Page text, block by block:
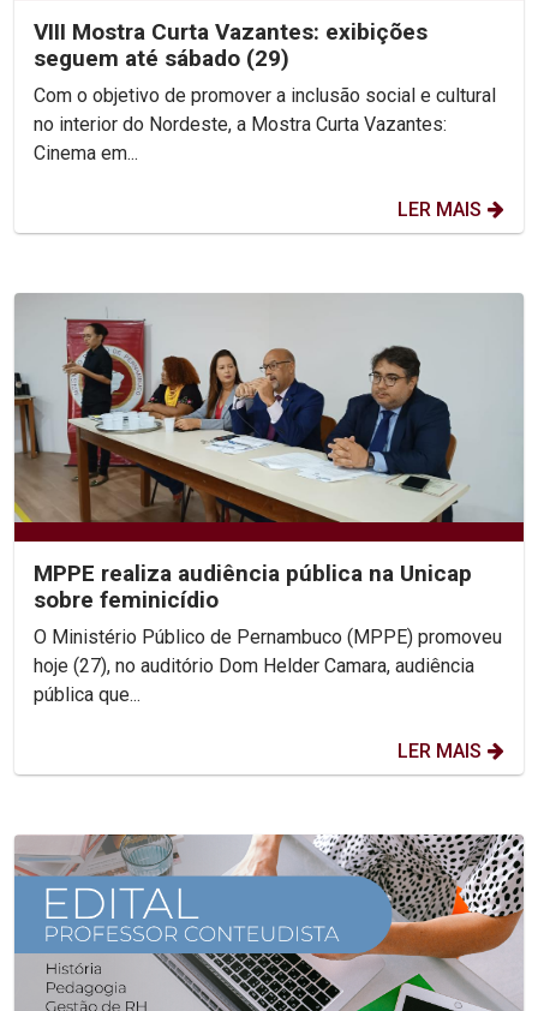
VIII Mostra Curta Vazantes: exibições
seguem até sábado (29)
Com o objetivo de promover a inclusão social e cultural
no interior do Nordeste, a Mostra Curta Vazantes:
Cinema em...
LER MAIS
MPPE realiza audiência pública na Unicap
sobre feminicídio
O Ministério Público de Pernambuco (MPPE) promoveu
hoje (27), no auditório Dom Helder Camara, audiência
pública que...
LER MAIS